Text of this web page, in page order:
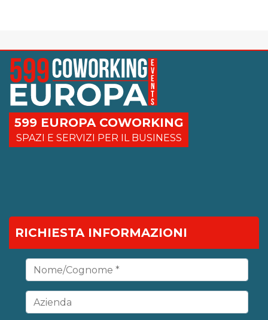
599 EUROPA COWORKING
SPAZI E SERVIZI PER IL BUSINESS
RICHIESTA INFORMAZIONI